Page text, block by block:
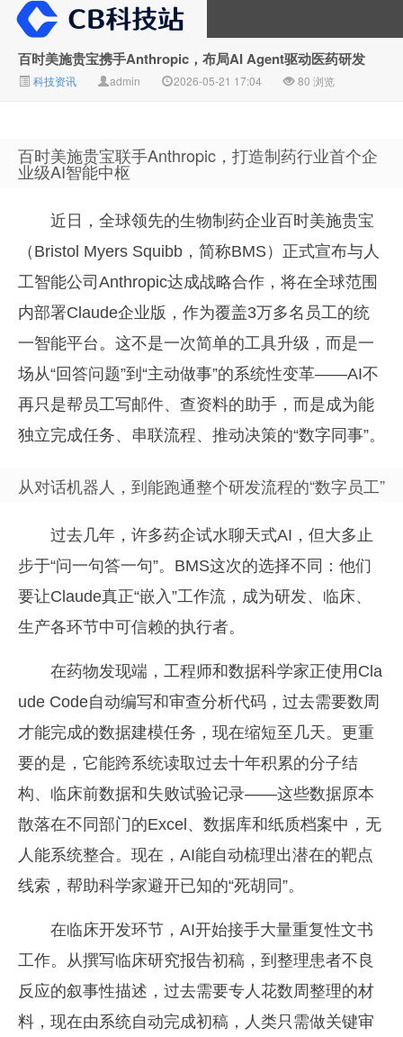
CB科技站
百时美施贵宝携手Anthropic，布局AI Agent驱动医药研发
科技资讯 admin 2026-05-21 17:04 80 浏览
百时美施贵宝联手Anthropic，打造制药行业首个企
业级AI智能中枢
近日，全球领先的生物制药企业百时美施贵宝
（Bristol Myers Squibb，简称BMS）正式宣布与人
工智能公司Anthropic达成战略合作，将在全球范围
内部署Claude企业版，作为覆盖3万多名员工的统
一智能平台。这不是一次简单的工具升级，而是一
场从“回答问题”到“主动做事”的系统性变革——AI不
再只是帮员工写邮件、查资料的助手，而是成为能
独立完成任务、串联流程、推动决策的“数字同事”。
从对话机器人，到能跑通整个研发流程的“数字员工”
过去几年，许多药企试水聊天式AI，但大多止
步于“问一句答一句”。BMS这次的选择不同：他们
要让Claude真正“嵌入”工作流，成为研发、临床、
生产各环节中可信赖的执行者。
在药物发现端，工程师和数据科学家正使用Cla
ude Code自动编写和审查分析代码，过去需要数周
才能完成的数据建模任务，现在缩短至几天。更重
要的是，它能跨系统读取过去十年积累的分子结
构、临床前数据和失败试验记录——这些数据原本
散落在不同部门的Excel、数据库和纸质档案中，无
人能系统整合。现在，AI能自动梳理出潜在的靶点
线索，帮助科学家避开已知的“死胡同”。
在临床开发环节，AI开始接手大量重复性文书
工作。从撰写临床研究报告初稿，到整理患者不良
反应的叙事性描述，过去需要专人花数周整理的材
料，现在由系统自动完成初稿，人类只需做关键审